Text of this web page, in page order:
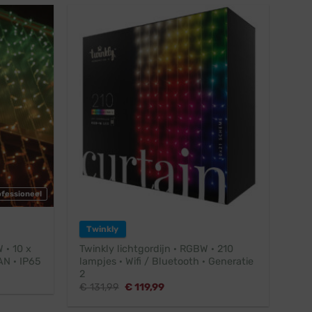
· 10 x
· IP65
Twinkly
Twinkly lichtgordijn · RGBW · 210
lampjes · Wifi / Bluetooth · Generatie
2
€131,99 Oorspronkelijke
€119,99Huidige